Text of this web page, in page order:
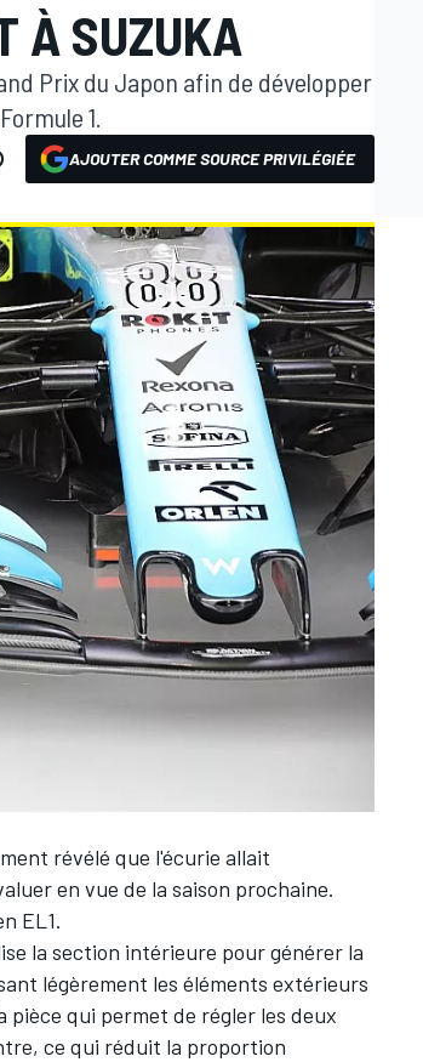
À SUZUKA
Prix du Japon afin de développer
1.
AJOUTER COMME SOURCE PRIVILÉGIÉE
révélé que l'écurie allait
en vue de la saison prochaine.
EL1.
la section intérieure pour générer la
légèrement les éléments extérieurs
qui permet de régler les deux
ce qui réduit la proportion